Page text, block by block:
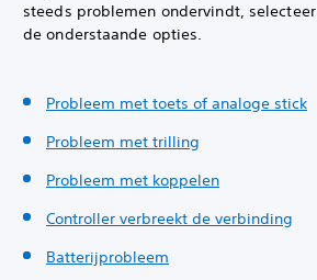
steeds problemen ondervindt,
de onderstaande opties.
Probleem met toets of analoge stick
Probleem met trilling
Probleem met koppelen
Controller verbreekt de verbinding
Batterijprobleem